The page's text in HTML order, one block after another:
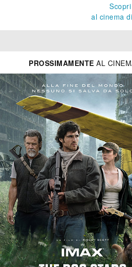
al cinema
PROSSIMAMENTE AL